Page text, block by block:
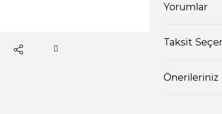
Yorumlar
Taksit
Önerileriniz